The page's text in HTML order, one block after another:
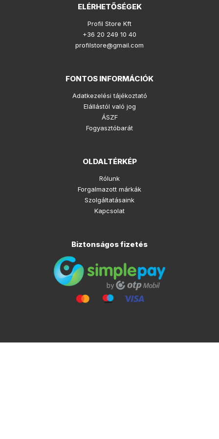
ELÉRHETŐSÉGEK
Profil Store Kft
+36 20 249 10 40
profilstore@gmail.com
FONTOS INFORMÁCIÓK
Adatkezelési tájékoztató
Elállástól való jog
ÁSZF
Fogyasztóbarát
OLDALTÉRKÉP
Rólunk
Forgalmazott márkák
Szolgáltatásaink
Kapcsolat
Biztonságos fizetés